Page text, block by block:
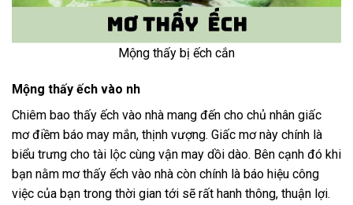
Mộng thấy bị ếch cắn
Mộng thấy ếch vào nh
Chiêm bao thấy ếch vào nhà mang đến cho chủ nhân giấc
mơ điềm báo may mắn, thịnh vượng. Giấc mơ này chính là
biểu trưng cho tài lộc cùng vận may dồi dào. Bên cạnh đó khi
bạn nằm mơ thấy ếch vào nhà còn chính là báo hiệu công
việc của bạn trong thời gian tới sẽ rất hanh thông, thuận lợi.